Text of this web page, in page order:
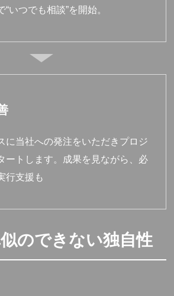
“いつでも相談”を開始。
に当社への発注をいただきプロジ
ートします。成果を見ながら、必
行支援も
のできない独自性